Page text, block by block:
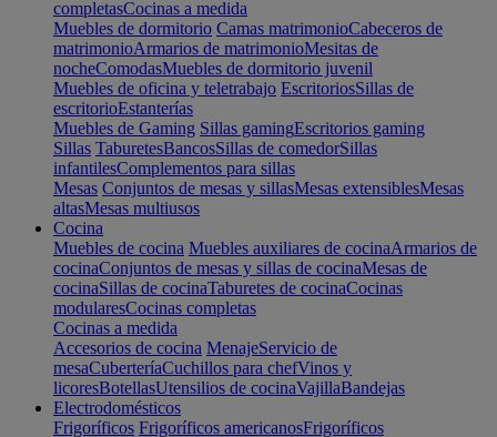
completasCocinas a medida
Muebles de dormitorio Camas matrimonioCabeceros de
matrimonioArmarios de matrimonioMesitas de
nocheComodasMuebles de dormitorio juvenil
Muebles de oficina y teletrabajo EscritoriosSillas de
escritorioEstanterías
Muebles de Gaming Sillas gamingEscritorios gaming
Sillas TaburetesBancosSillas de comedorSillas
infantilesComplementos para sillas
Mesas Conjuntos de mesas y sillasMesas extensiblesMesas
altasMesas multiusos
Cocina
Muebles de cocina Muebles auxiliares de cocinaArmarios de
cocinaConjuntos de mesas y sillas de cocinaMesas de
cocinaSillas de cocinaTaburetes de cocinaCocinas
modularesCocinas completas
Cocinas a medida
Accesorios de cocina MenajeServicio de
mesaCuberteríaCuchillos para chefVinos y
licoresBotellasUtensilios de cocinaVajillaBandejas
Electrodomésticos
Frigoríficos Frigoríficos americanosFrigoríficos